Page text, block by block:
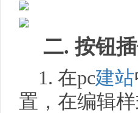
二. 按钮
1. 在pc建站
置，在编辑